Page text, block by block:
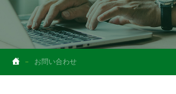
採用情報
コンテンツ
お問い合わせ